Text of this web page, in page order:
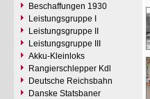
Beschaffungen 1930
Leistungsgruppe I
Leistungsgruppe II
Leistungsgruppe III
Akku-Kleinloks
Rangierschlepper Kdl
Deutsche Reichsbahn
Danske Statsbaner